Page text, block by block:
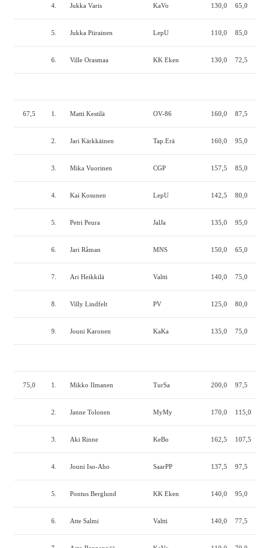
4. Jukka Varis KaVo 130,0 65,0
5. Jukka Piirainen LepU 110,0 85,0
6. Ville Orasmaa KK Eken 130,0 72,5
67,5 1. Matti Kestilä OV-86 160,0 87,5
2. Jari Kärkkäinen Tap.Erä 160,0 95,0
3. Mika Vuorinen CGP 157,5 85,0
4. Kai Kosunen LepU 142,5 80,0
5. Petri Peura JalJa 135,0 95,0
6. Jari Råman MNS 150,0 65,0
7. Ari Heikkilä Valtti 140,0 75,0
8. Villy Lindfelt PV 125,0 80,0
9. Jouni Karonen KaKa 135,0 75,0
75,0 1. Mikko Ilmanen TurSa 200,0 97,5
2. Janne Tolonen MyMy 170,0 115,0
3. Aki Rinne KeBo 162,5 107,5
4. Jouni Iso-Aho SaarPP 137,5 97,5
5. Pontus Berglund KK Eken 140,0 95,0
6. Atte Salmi Valtti 140,0 77,5